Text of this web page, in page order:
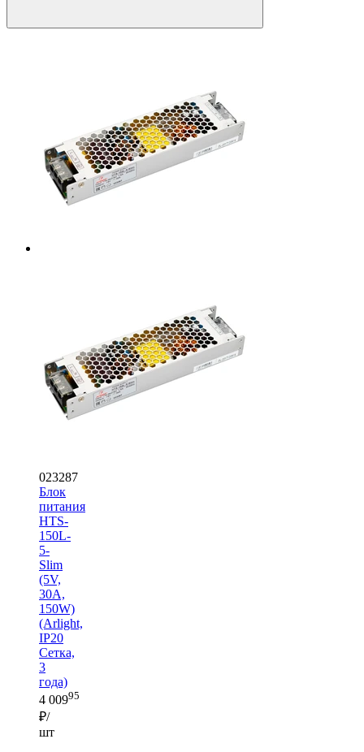
023287
Блок
питания
HTS-
150L-
5-
Slim
(5V,
30A,
150W)
(Arlight,
IP20
Сетка,
3
года)
4 00995
₽/
шт